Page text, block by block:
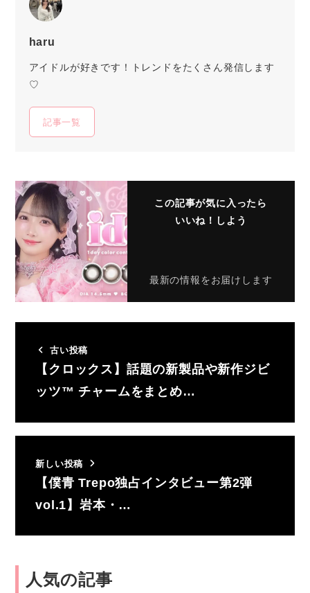
haru
アイドルが好きです！トレンドをたくさん発信します
♡
記事一覧
この記事が気に入ったら
いいね！しよう
最新の情報をお届けします
古い投稿
【クロックス】話題の新製品や新作ジビ
ッツ™ チャームをまとめ…
新しい投稿
【僕青 Trepo独占インタビュー第2弾
vol.1】岩本・…
人気の記事